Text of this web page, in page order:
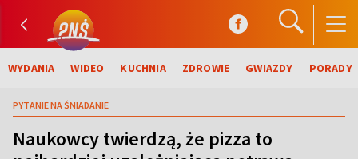
WYDANIA WIDEO KUCHNIA ZDROWIE GWIAZDY PORADY
PYTANIE NA ŚNIADANIE
Naukowcy twierdzą, że pizza to